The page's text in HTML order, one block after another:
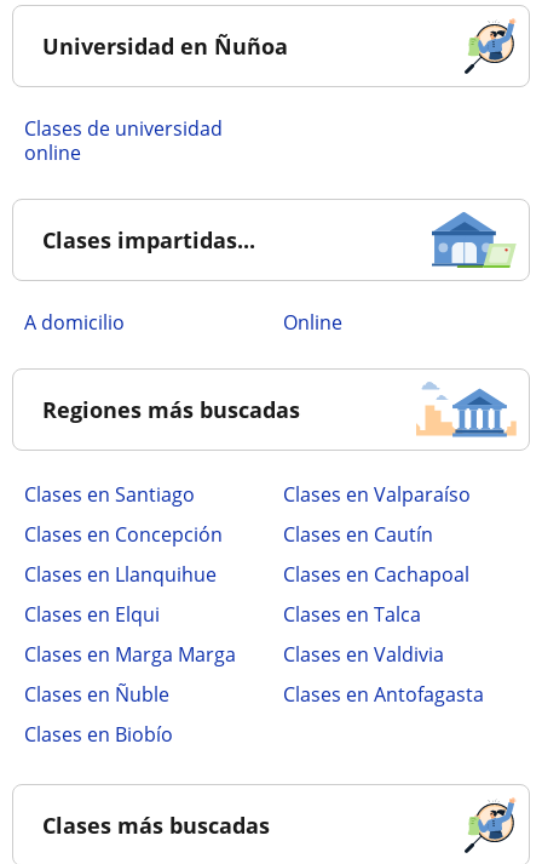
Universidad en Ñuñoa
Clases de universidad
online
Clases impartidas...
a domicilio online
Regiones más buscadas
Clases en Santiago
Clases en Valparaíso
Clases en Concepción
Clases en Cautín
Clases en Llanquihue
Clases en Cachapoal
Clases en Elqui
Clases en Talca
Clases en Marga Marga
Clases en Valdivia
Clases en Ñuble
Clases en Antofagasta
Clases en Biobío
Clases más buscadas